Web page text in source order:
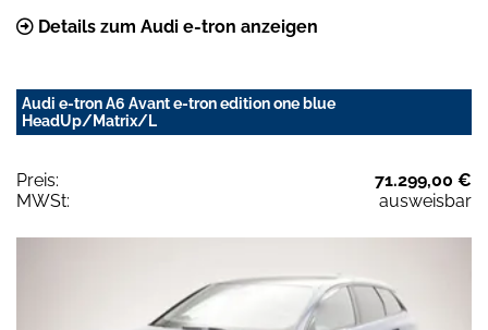
Details zum Audi e-tron anzeigen
Audi e-tron A6 Avant e-tron edition one blue
HeadUp/Matrix/L
Preis:
71.299,00 €
MWSt:
ausweisbar